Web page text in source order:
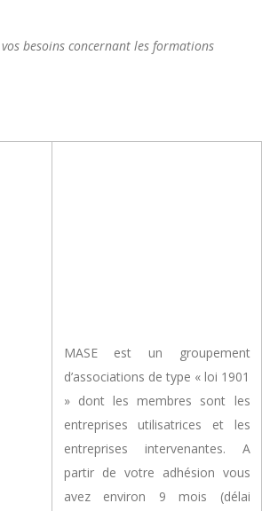
besoins concernant les formations
MASE est un groupement
d’associations de type « loi 1901
» dont les membres sont les
entreprises utilisatrices et les
entreprises intervenantes. A
partir de votre adhésion vous
avez environ 9 mois (délai